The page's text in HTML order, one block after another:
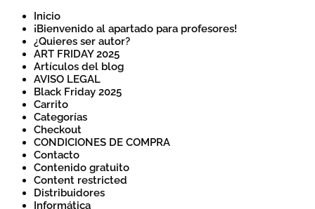
Inicio
¡Bienvenido al apartado para profesores!
¿Quieres ser autor?
ART FRIDAY 2025
Artículos del blog
AVISO LEGAL
Black Friday 2025
Carrito
Categorías
Checkout
CONDICIONES DE COMPRA
Contacto
Contenido gratuito
Content restricted
Distribuidores
Informática